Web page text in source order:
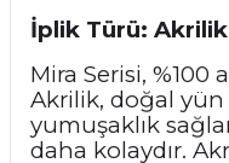
İplik Türü: Akrilik
Mira Serisi,
Akrilik, doğal
yumuşaklık
daha kolaydır.